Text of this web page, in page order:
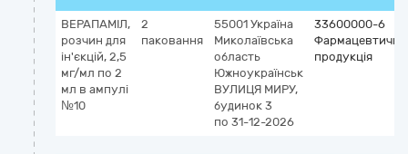
ВЕРАПАМІЛ,
розчин для
ін'єкцій, 2,5
мг/мл по 2
мл в ампулі
№10
2
паковання
55001 Україна
Миколаївська
область
Южноукраїнськ
ВУЛИЦЯ МИРУ,
будинок 3
по 31-12-2026
33600000-6
Фармацевтична
продукція